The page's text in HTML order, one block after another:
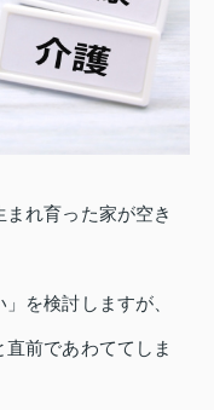
れ育った家が空き
を検討しますが、
前であわててしま